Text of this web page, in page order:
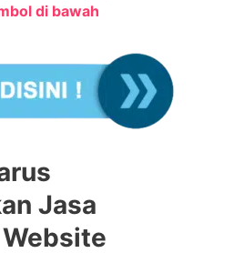
di bawah
Jasa